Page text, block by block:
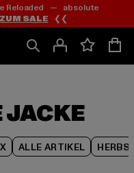
Reloaded — absolute
ZUM SALE ❮❮
JACKE
ALLE ARTIKEL